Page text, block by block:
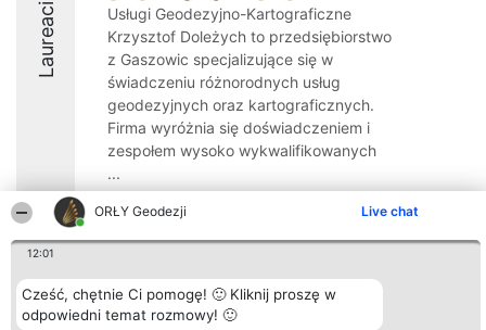
ORŁY Geodezji Live chat
12:01
Cześć, chętnie Ci pomogę! 🙂 Kliknij proszę w
odpowiedni temat rozmowy! 🙂
Laureaci
Usługi Geodezyjno-Kartograficzne
Krzysztof Doleżych to przedsiębiorstwo
z Gaszowic specjalizujące się w
świadczeniu różnorodnych usług
geodezyjnych oraz kartograficznych.
Firma wyróżnia się doświadczeniem i
zespołem wysoko wykwalifikowanych
...
8.8
Organizator plebiscytu
Bright Side Solutions sp. z o.
o. sp. k.
Plebiscyt
Laureaci
Lista
Kontakt